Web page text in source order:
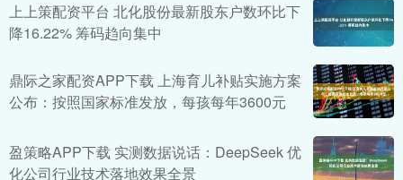
上上策配资平台 北化股份最新股东户数环比下
降16.22% 筹码趋向集中
鼎际之家配资APP下载 上海育儿补贴实施方案
公布：按照国家标准发放，每孩每年3600元
盈策略APP下载 实测数据说话：DeepSeek 优
化公司行业技术落地效果全景